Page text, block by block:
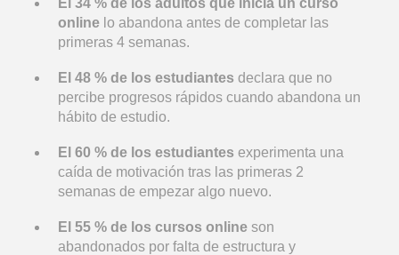
online lo abandona antes de completar las
primeras 4 semanas.
El 48 % de los estudiantes declara que no
percibe progresos rápidos cuando abandona un
hábito de estudio.
El 60 % de los estudiantes experimenta una
caída de motivación tras las primeras 2
semanas de empezar algo nuevo.
El 55 % de los cursos online son
abandonados por falta de estructura y